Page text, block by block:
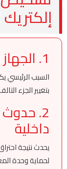
1. الجهاز يعمل ولكن لا يسخن
السبب الرئيسي
بتغيير الجزء
2.
داخلية
يحدث نتيجة
لحماية وحدة